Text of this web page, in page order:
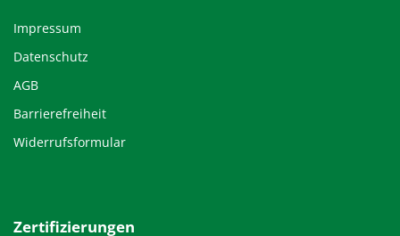
Impressum
Datenschutz
AGB
Barrierefreiheit
Widerrufsformular
Zertifizierungen